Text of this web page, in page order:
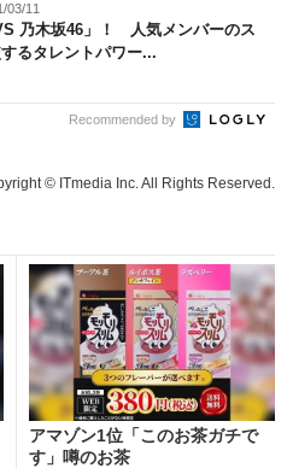
03/11
乃木坂46」！ 人気メンバーのス
るタレントパワー...
Recommended by
© ITmedia Inc. All Rights Reserved.
アマゾン1位「このお茶ガチで
す」噂のお茶